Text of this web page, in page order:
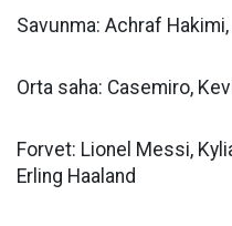
Savunma: Achraf
Orta saha: Casemiro,
Forvet: Lionel Messi,
Erling Haaland